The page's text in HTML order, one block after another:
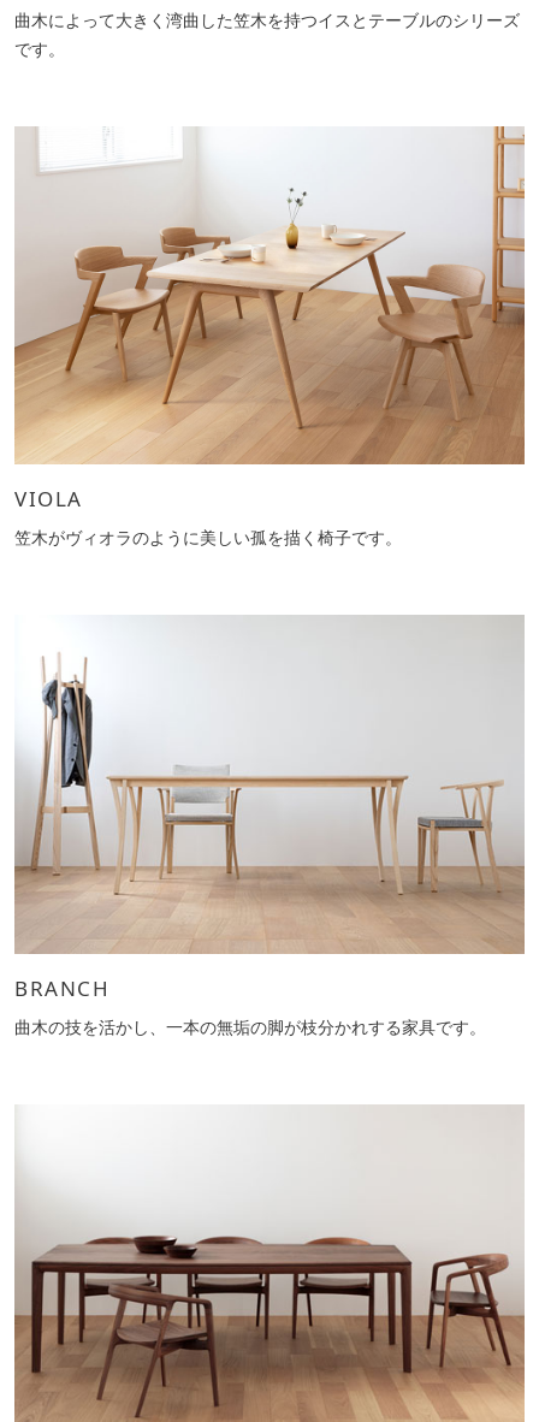
曲木によって大きく湾曲した笠木を持つイスとテーブルのシリーズ
です。
VIOLA
笠木がヴィオラのように美しい孤を描く椅子です。
BRANCH
曲木の技を活かし、一本の無垢の脚が枝分かれする家具です。